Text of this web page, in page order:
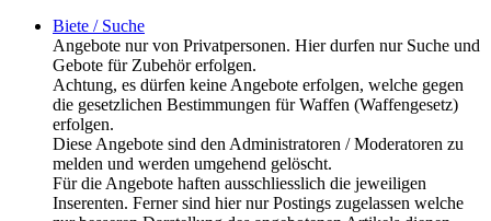
Biete / Suche
Angebote nur von Privatpersonen. Hier durfen nur Suche und
Gebote für Zubehör erfolgen.
Achtung, es dürfen keine Angebote erfolgen, welche gegen
die gesetzlichen Bestimmungen für Waffen (Waffengesetz)
erfolgen.
Diese Angebote sind den Administratoren / Moderatoren zu
melden und werden umgehend gelöscht.
Für die Angebote haften ausschliesslich die jeweiligen
Inserenten. Ferner sind hier nur Postings zugelassen welche